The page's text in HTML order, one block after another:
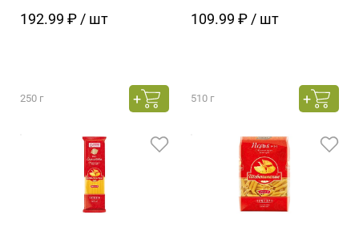
192.99 ₽ / шт
250 г
109.99 ₽ / шт
510 г